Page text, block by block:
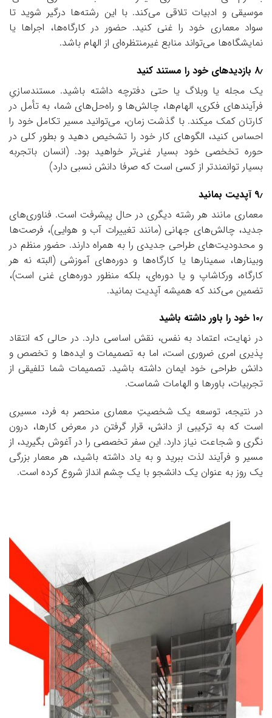
موسیقی و ادبیات تلاقی می‌کند. با این رشته‌ها درگیر شوید تا
سواد معماری خود را غنی کنید. حضور در کارگاه‌ها، اجراها یا
نمایشگاه‌ها می‌تواند منابع غیرمنتظره‌ای از الهام باشد.
۸٫ بازدیدهای خود را مستند کنید
یک مجله یا وبلاگ یا حتی دفترچه داشته باشید. مستندسازیِ
فرآیندهای فکری، الهام‌ها، چالش‌ها و راه‌حل‌های شما، به تأمل در
کارتان کمک میکند. با گذشت زمان، می‌توانید مسیر تکامل خود را
احساس کنید، الگوهای کار خود را تشخیص دهید و بطور کلی در
حوره تخخصی خود بسیار غنی‌تر خواهید بود. (انسان باتجربه
بسیار توانمند‌تر از کسی است که صرفا دانش نسبی دارد)
۹٫ آپدیت بمانید
معماری مانند هر رشته دیگری در حال پیشرفت است. فناوری‌های
جدید، چالش‌های جهانی (مانند تغییرات آب و هوایی)، فرصت‌ها
و محدودیت‌های طراحی جدیدی را به همراه دارند. حضور منظم در
وبینارها، سمینارها یا کارگاه‌ها و دوره‌های آموزشی (البته نه هر
کارگاه، ورکاشاپ و یا دوره‌ای، بلکه منظور دوره‌های غنی است)،
تضمین می‌کند که همیشه آپدیت بمانید.
۱۰٫ خود را باور داشته باشید
در نهایت، اعتماد به نفس، نقش اساسی دارد. در حالی که انتقاد
پذیری امری ضروری است، اما به تصمیمات و ایده‌ها و تخصص و
دانش طراحی خود ایمان داشته باشید. تصمیمات شما تلفیقی از
تجربیات، باورها و الهامات شماست.
در نتیجه، توسعه یک شخصیتِ معماری منحصر به فرد، مسیری
است که به ترکیبی از دانش، قرار گرفتن در معرض کارها، درون
‌نگری و شجاعت نیاز دارد. این سفر تخصصی را در آغوش بگیرید، از
مسیر و فرآیند لذت ببرید و به یاد داشته باشید، هر معمار بزرگی
یک روز به عنوان یک دانشجو با یک چشم انداز شروع کرده است.